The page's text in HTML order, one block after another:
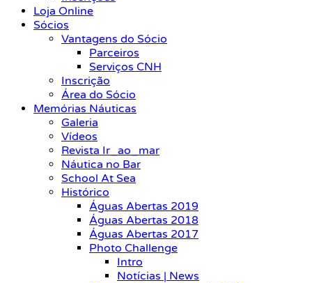
Loja Online
Sócios
Vantagens do Sócio
Parceiros
Serviços CNH
Inscrição
Área do Sócio
Memórias Náuticas
Galeria
Vídeos
Revista Ir_ao_mar
Náutica no Bar
School At Sea
Histórico
Águas Abertas 2019
Águas Abertas 2018
Águas Abertas 2017
Photo Challenge
Intro
Notícias | News